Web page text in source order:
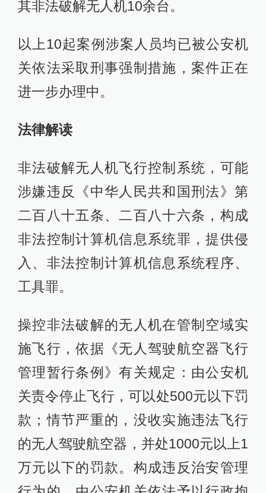
其非法破解无人机10余台。
以上10起案例涉案人员均已被公安机
关依法采取刑事强制措施，案件正在
进一步办理中。
法律解读
非法破解无人机飞行控制系统，可能
涉嫌违反《中华人民共和国刑法》第
二百八十五条、二百八十六条，构成
非法控制计算机信息系统罪，提供侵
入、非法控制计算机信息系统程序、
工具罪。
操控非法破解的无人机在管制空域实
施飞行，依据《无人驾驶航空器飞行
管理暂行条例》有关规定：由公安机
关责令停止飞行，可以处500元以下罚
款；情节严重的，没收实施违法飞行
的无人驾驶航空器，并处1000元以上1
万元以下的罚款。构成违反治安管理